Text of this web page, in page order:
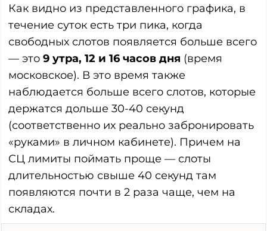
Как видно из представленного графика, в
течение суток есть три пика, когда
свободных слотов появляется больше всего
— это 9 утра, 12 и 16 часов дня (время
московское). В это время также
наблюдается больше всего слотов, которые
держатся дольше 30-40 секунд
(соответственно их реально забронировать
«руками» в личном кабинете). Причем на
СЦ лимиты поймать проще — слоты
длительностью свыше 40 секунд там
появляются почти в 2 раза чаще, чем на
складах.